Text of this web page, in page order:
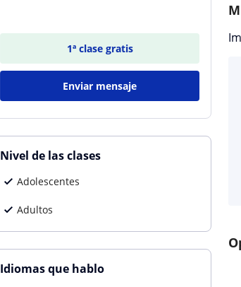
1ª clase gratis
Enviar mensaje
Nivel de las clases
Adolescentes
Adultos
Idiomas que hablo